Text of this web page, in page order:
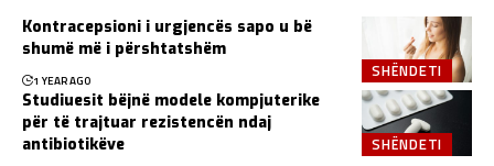
SHËNDETI
Kontracepsioni i urgjencës sapo u bë
shumë më i përshtatshëm
1 YEAR AGO
SHËNDETI
Studiuesit bëjnë modele kompjuterike
për të trajtuar rezistencën ndaj
antibiotikëve